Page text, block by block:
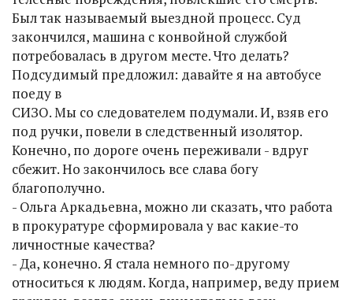
Был так называемый выездной процесс. Суд
закончился, машина с конвойной службой
потребовалась в другом месте. Что делать?
Подсудимый предложил: давайте я на автобусе
поеду в
СИЗО. Мы со следователем подумали. И, взяв его
под ручки, повели в следственный изолятор.
Конечно, по дороге очень переживали - вдруг
сбежит. Но закончилось все слава богу
благополучно.
- Ольга Аркадьевна, можно ли сказать, что работа
в прокуратуре сформировала у вас какие-то
личностные качества?
- Да, конечно. Я стала немного по-другому
относиться к людям. Когда, например, веду прием